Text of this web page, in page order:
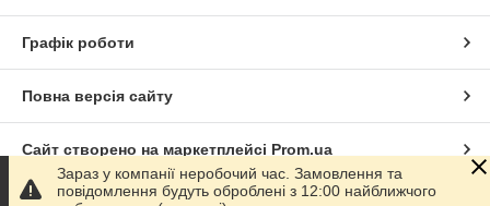
Графік роботи
Повна версія сайту
Сайт створено на маркетплейсі Prom.ua
Зараз у компанії неробочий час. Замовлення та
повідомлення будуть оброблені з 12:00 найближчого